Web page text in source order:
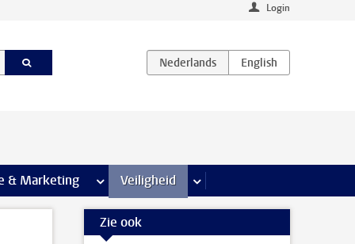
Login
& Marketing meer Communicatie & Marketing pagina’s
Veiligheid meer Veiligheid pagina’s
Zie ook